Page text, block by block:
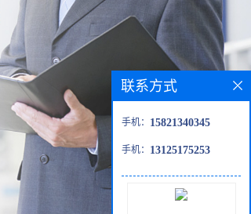
联系方式
手机： 15821340345
手机： 13125175253